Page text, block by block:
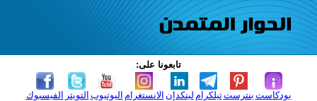
تابعونا على:
الفيسبوك التويتر اليوتيوب الانستغرام لينكدإن تيلكرامبنترست بودكاست